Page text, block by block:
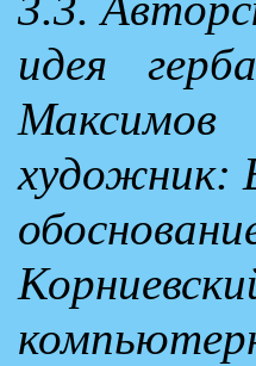
идея
Максимов
художник: